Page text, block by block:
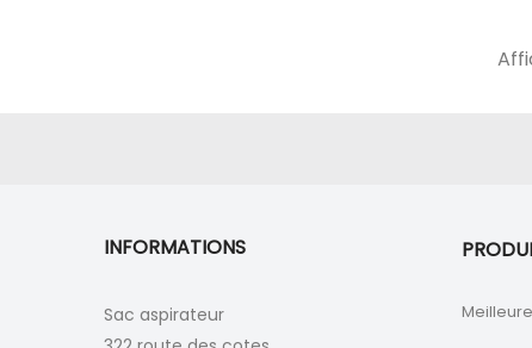
INFORMATIONS
Sac aspirateur